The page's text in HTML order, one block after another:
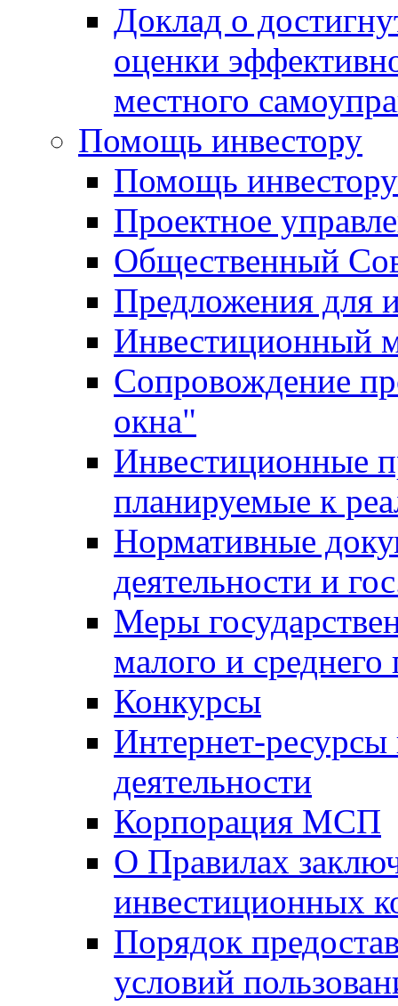
Доклад о
оценки
местного
Помощь инвестору
Помощь инвестору
Проектное
Общественный
Предложения для
Инвестиционный
Сопровождение
окна"
Инвестиционные
планируемые к
Нормативные
деятельности и
Меры
малого и среднего
Конкурсы
Интернет-
деятельности
Корпорация МСП
О Правилах
инвестиционных
Порядок
условий